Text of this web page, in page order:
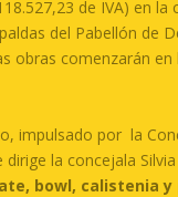
de IVA) en la
del Pabellón de
obras comenzarán
impulsado por la
dirige la concejala
bowl, calistenia y